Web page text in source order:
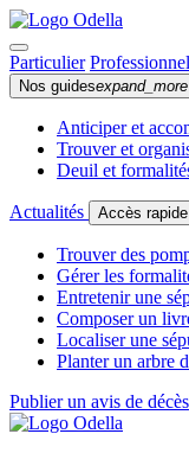
Particulier Professionnel
Nos guidesexpand_more
Anticiper et
Trouver et
Deuil et
Actualités Accès
Trouver des
Gérer les
Entretenir une
Composer un
Localiser une
Planter un arbre
Publier un avis de décès